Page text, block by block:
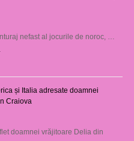
nefast al jocurile de noroc, …
și Italia adresate doamnei
Craiova
doamnei vrăjitoare Delia din